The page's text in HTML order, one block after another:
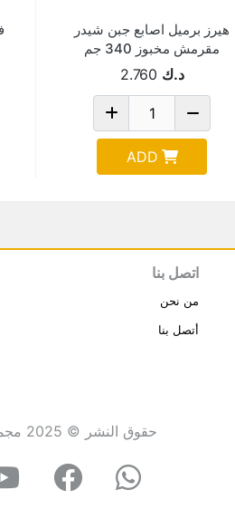
هيرز برميل اصابع جبن شيدر
مقرمش مخبوز 340 جم
د.ك 2.760
ADD
اتصل بنا
من نحن
أتصل بنا
حقوق النشر © 2025 مجموعة العايش انترناشيونال . كل الحقوق محفوظة.